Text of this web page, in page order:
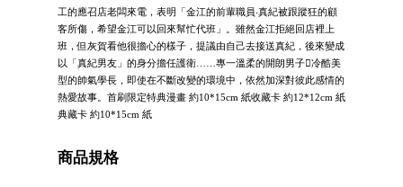
工的應召店老闆來電，表明「金江的前輩職員‧真紀被跟蹤狂的顧
客所傷，希望金江可以回來幫忙代班」。雖然金江拒絕回店裡上
班，但灰賀看他很擔心的樣子，提議由自己去接送真紀，後來變成
以「真紀男友」的身分擔任護衛……專一溫柔的開朗男子冷酷美
型的帥氣學長，即使在不斷改變的環境中，依然加深對彼此感情的
熱愛故事。首刷限定特典漫畫 約10*15cm 紙收藏卡 約12*12cm 紙
典藏卡 約10*15cm 紙
商品規格